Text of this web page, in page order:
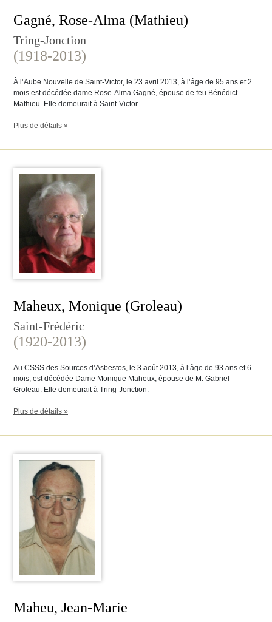
Gagné, Rose-Alma (Mathieu)
Tring-Jonction
(1918-2013)
À l’Aube Nouvelle de Saint-Victor, le 23 avril 2013, à l’âge de 95 ans et 2
mois est décédée dame Rose-Alma Gagné, épouse de feu Bénédict
Mathieu. Elle demeurait à Saint-Victor
Plus de détails »
Maheux, Monique (Groleau)
Saint-Frédéric
(1920-2013)
Au CSSS des Sources d’Asbestos, le 3 août 2013, à l’âge de 93 ans et 6
mois, est décédée Dame Monique Maheux, épouse de M. Gabriel
Groleau. Elle demeurait à Tring-Jonction.
Plus de détails »
Maheu, Jean-Marie